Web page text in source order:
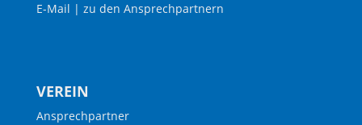
E-Mail | zu den Ansprechpartnern
VEREIN
Ansprechpartner